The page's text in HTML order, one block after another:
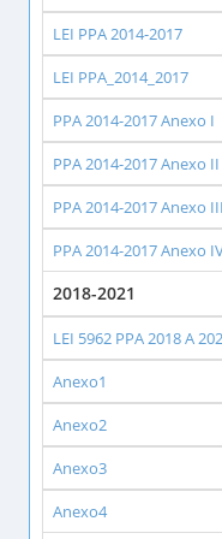
LEI PPA 2014-2017
LEI PPA_2014_2017
PPA 2014-2017 Anexo I
PPA 2014-2017 Anexo II
PPA 2014-2017 Anexo III
PPA 2014-2017 Anexo
2018-2021
LEI 5962 PPA 2018 A
Anexo1
Anexo2
Anexo3
Anexo4